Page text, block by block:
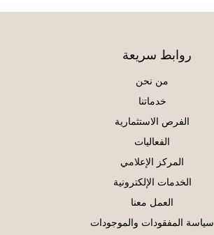
روابط سريعة
من نحن
خدماتنا
الفرص الاستثمارية
الفعاليات
المركز الإعلامي
الخدمات الإلكترونية
العمل معنا
سياسة المفقودات والموجودات